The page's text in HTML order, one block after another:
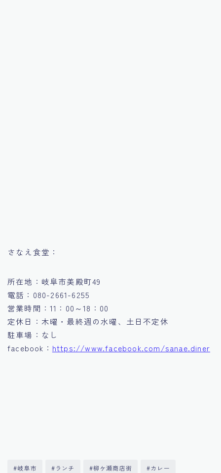
さなえ食堂：
所在地：岐阜市美殿町49
電話：080-2661-6255
営業時間：11：00～18：00
定休日：木曜・最終週の水曜、土日不定休
駐車場：なし
facebook： https://www.facebook.com/sanae.diner
#岐阜市 #ランチ #柳ケ瀬商店街 #カレー